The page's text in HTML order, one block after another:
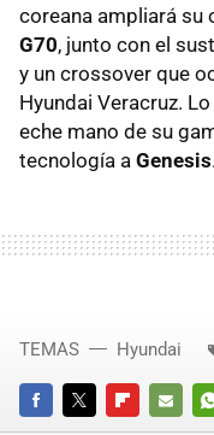
coreana ampliará su
G70, junto con el
y un crossover que
Hyundai Veracruz.
eche mano de su
tecnología a Genesis.
TEMAS Hyundai